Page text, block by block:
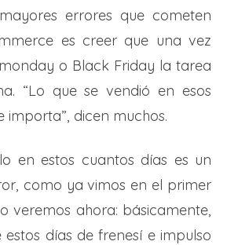
errores que cometen
es creer que una vez
o Black Friday la tarea
“Lo que se vendió en esos
importa”, dicen muchos.
en estos cuantos días es un
como ya vimos en el primer
veremos ahora: básicamente,
estos días de frenesí e impulso